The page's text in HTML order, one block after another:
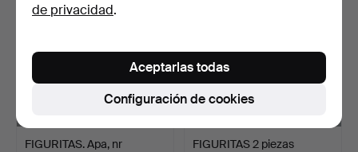
FIGURITAS. Apa, nr
FIGURITAS 2 piezas
de privacidad.
Configuración de cookies
Aceptarlas todas